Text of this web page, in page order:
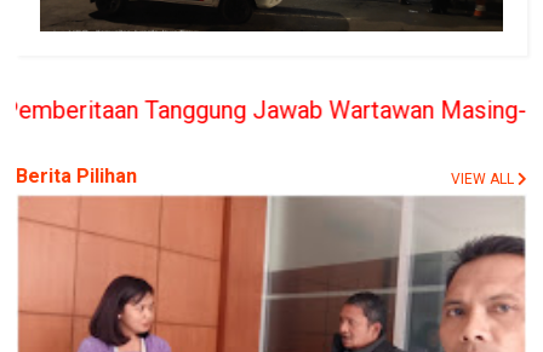
Jawab Wartawan Masing-masing, PT.
Berita Pilihan VIEW ALL